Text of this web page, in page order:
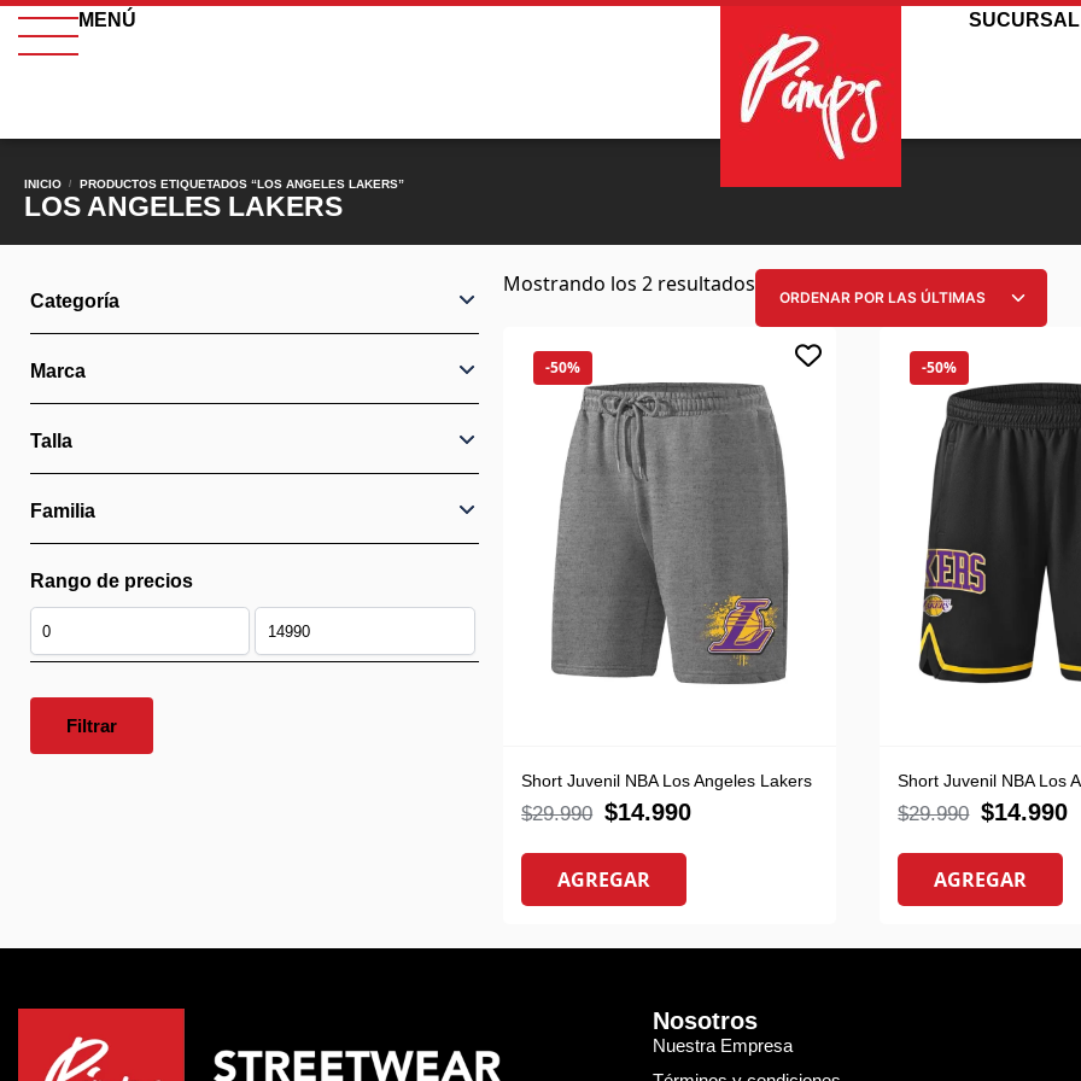
MENÚ
INICIO / PRODUCTOS ETIQUETADOS “LOS ANGELES LAKERS”
LOS ANGELES LAKERS
Categoría
Marca
Talla
Familia
Rango de precios
Filtrar
Mostrando los 2 resultados
-50%
Short Juvenil NBA Los Angeles Lakers
$29.990 $14.990
AGREGAR
-50%
Short Juvenil NBA Los
$29.990 $14.990
AGREGAR
Nosotros
Nuestra Empresa